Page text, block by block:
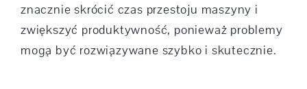
znacznie skrócić czas przestoju maszyny i
zwiększyć produktywność, ponieważ problemy
mogą być rozwiązywane szybko i skutecznie.